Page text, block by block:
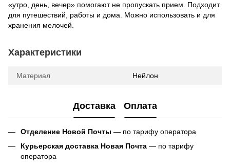
«утро, день, вечер» помогают не пропускать прием. Подходит
для путешествий, работы и дома. Можно использовать и для
хранения мелочей.
Характеристики
Материал Нейлон
Доставка Оплата
Отделение Новой Почты — по тарифу оператора
Курьерская доставка Новая Почта — по тарифу
оператора